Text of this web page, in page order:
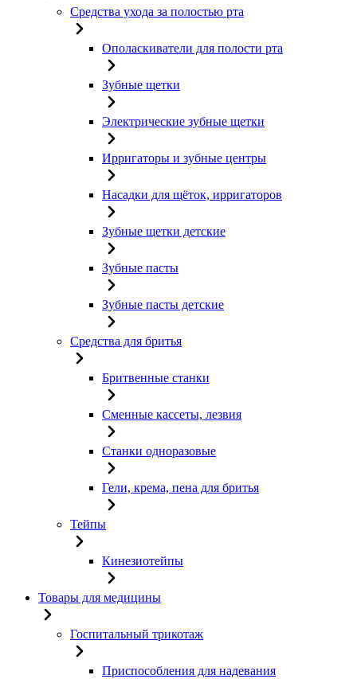
Средства ухода за полостью рта
Ополаскиватели для полости рта
Зубные щетки
Электрические зубные щетки
Ирригаторы и зубные центры
Насадки для щёток, ирригаторов
Зубные щетки детские
Зубные пасты
Зубные пасты детские
Средства для бритья
Бритвенные станки
Сменные кассеты, лезвия
Станки одноразовые
Гели, крема, пена для бритья
Тейпы
Кинезиотейпы
Товары для медицины
Госпитальный трикотаж
Приспособления для надевания